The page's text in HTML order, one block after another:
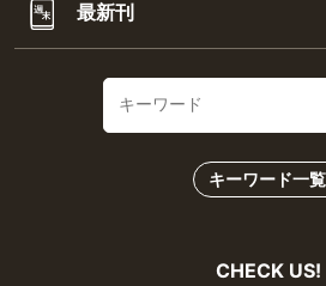
最新刊
キーワード一覧
CHECK US!